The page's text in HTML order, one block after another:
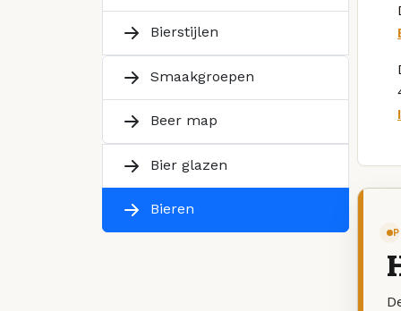
Bierstijlen
Smaakgroepen
Beer map
Bier glazen
Bieren